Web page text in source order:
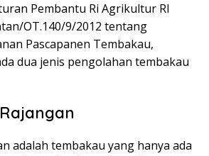
Pembantu Ri Agrikultur RI
OT.140/9/2012 tentang
Pascapanen Tembakau,
dua jenis pengolahan tembakau
adalah tembakau yang hanya ada